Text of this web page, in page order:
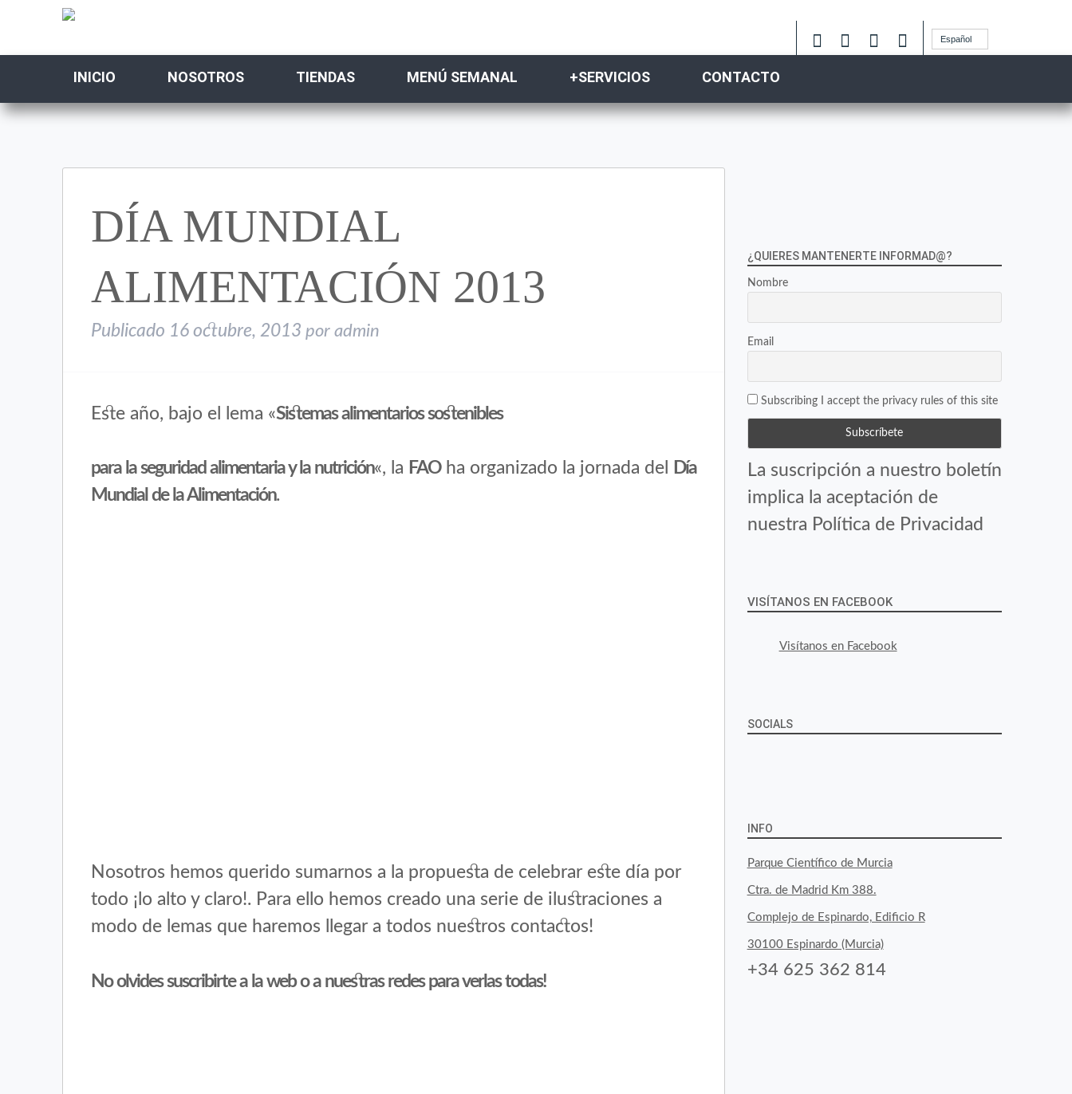
Español
INICIO NOSOTROS TIENDAS MENÚ SEMANAL +SERVICIOS CONTACTO
DÍA MUNDIAL
ALIMENTACIÓN 2013
Publicado 16 octubre, 2013 por admin
Este año, bajo el lema «Sistemas alimentarios sostenibles
para la seguridad alimentaria y la nutrición«, la FAOha organizado la jornada del
Día
Mundial de la Alimentación.
Nosotros hemos querido sumarnos a la propuesta de celebrar este día por
todo ¡lo alto y claro!. Para ello hemos creado una serie de ilustraciones a
modo de lemas que haremos llegar a todos nuestros contactos!
No olvides suscribirte a la web o a nuestras redes para verlas todas!
¿QUIERES MANTENERTE INFORMAD@?
Nombre
Email
Subscribing I accept the privacy rules of this site
La suscripción a nuestro boletín
implica la aceptación de
nuestra Política de Privacidad
VISÍTANOS EN FACEBOOK
Visítanos en Facebook
SOCIALS
byfoodtopia
en
Facebook
byfoodtopia
en
Twitter
byfoodtopia
en
Instagram
INFO
Parque Científico de Murcia
Ctra. de Madrid Km 388.
Complejo de Espinardo, Edificio R
30100 Espinardo (Murcia)
+34 625 362 814